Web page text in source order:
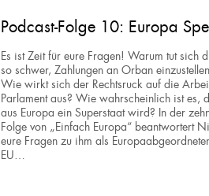
Podcast-Folge 10: Europa
Es ist Zeit für eure Fragen! Warum tut sich
so schwer, Zahlungen an Orban
Wie wirkt sich der Rechtsruck auf die
Parlament aus? Wie wahrscheinlich ist es,
aus Europa ein Superstaat wird? In der
Folge von „Einfach Europa“ beantwortert
eure Fragen zu ihm als
EU…